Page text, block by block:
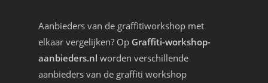
Aanbieders van de graffitiworkshop met
elkaar vergelijken? Op Graffiti-workshop-
aanbieders.nl worden verschillende
aanbieders van de graffiti workshop